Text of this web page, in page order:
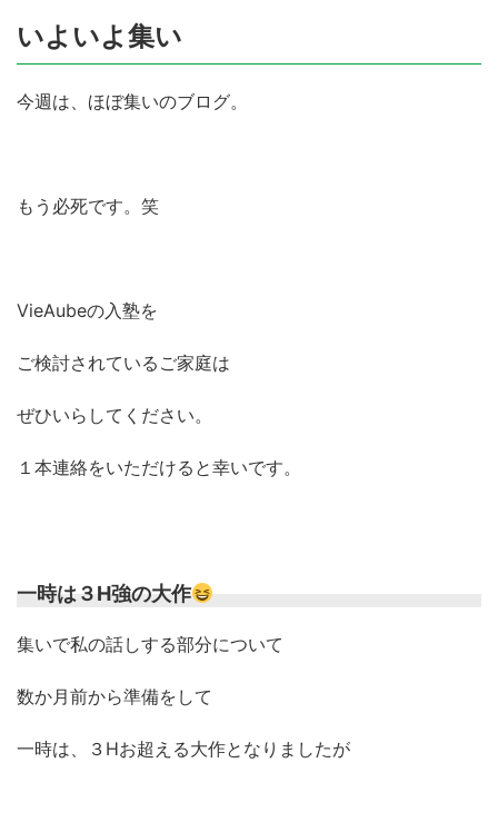
いよいよ集い
今週は、ほぼ集いのブログ。
もう必死です。笑
VieAubeの入塾を
ご検討されているご家庭は
ぜひいらしてください。
１本連絡をいただけると幸いです。
一時は３H強の大作
集いで私の話しする部分について
数か月前から準備をして
一時は、３Hお超える大作となりましたが